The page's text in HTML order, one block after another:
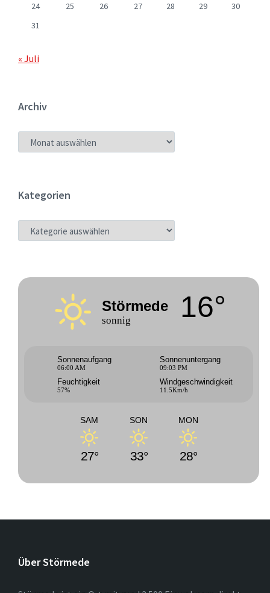
24
25 26 27 28 29
30
31
« Juli
Archiv
ARCHIV
Kategorien
KATEGORIEN
Störmede
sonnig 16°
Sonnenaufgang
06:00 AM
Sonnenuntergang
09:03 PM
Feuchtigkeit
57%
Windgeschwindigkeit
11.5Km/h
SAM
27°
SON
33°
MON
28°
Über Störmede